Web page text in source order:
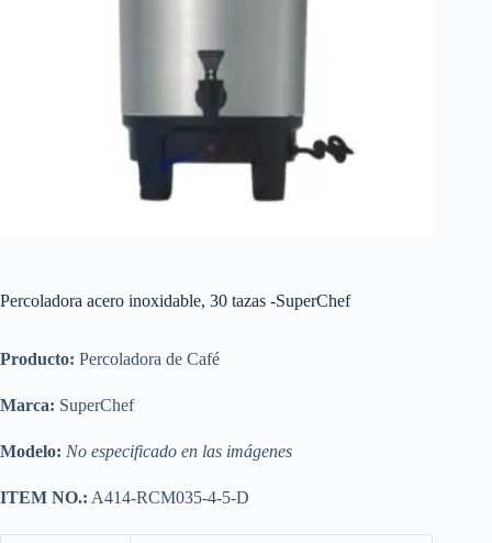
Percoladora acero inoxidable, 30 tazas -SuperChef
Producto: Percoladora de Café
Marca: SuperChef
Modelo: No especificado en las imágenes
ITEM NO.: A414-RCM035-4-5-D